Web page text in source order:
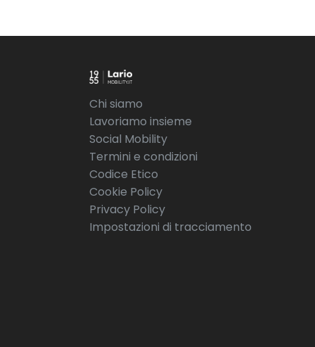
Chi siamo
Lavoriamo insieme
Social Mobility
Termini e condizioni
Codice Etico
Cookie Policy
Privacy Policy
Impostazioni di tracciamento